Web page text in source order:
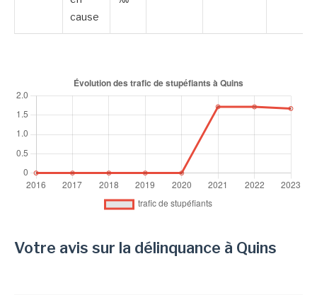
cause
Votre avis sur la délinquance à Quins